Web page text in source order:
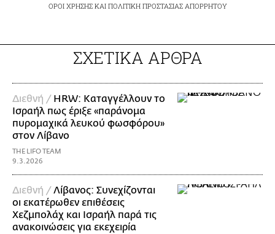
ΟΡΟΙ ΧΡΗΣΗΣΚΑΙ ΠΟΛΙΤΙΚΗ ΠΡΟΣΤΑΣΙΑΣ ΑΠΟΡΡΗΤΟΥ
ΣΧΕΤΙΚΑ ΑΡΘΡΑ
Διεθνή / HRW: Καταγγέλλουν το
Ισραήλ πως έριξε «παράνομα
πυρομαχικά λευκού φωσφόρου»
στον Λίβανο
THE LIFO TEAM
9.3.2026
Διεθνή /Λίβανος: Συνεχίζονται
οι εκατέρωθεν επιθέσεις
Χεζμπολάχ και Ισραήλ παρά τις
ανακοινώσεις για εκεχειρία